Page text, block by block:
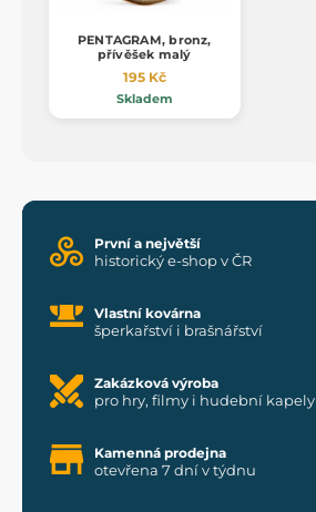
PENTAGRAM, bronz,
přívěšek malý
195 Kč
Skladem
První a největší
historický e-shop v ČR
Vlastní kovárna
šperkařství i brašnářství
Zakázková výroba
pro hry, filmy i hudební kapely
Kamenná prodejna
otevřena 7 dní v týdnu